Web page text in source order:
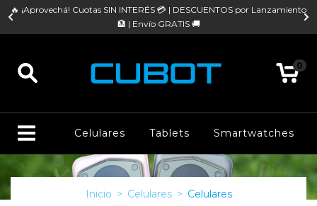
🔥 ¡Aprovechá! Cuotas SIN INTERÉS 💳 | DESCUENTOS por Lanzamiento
🏦 | Envío GRATIS 🚚
0
Celulares Tablets Smartwatches
Inicio > Celulares > Celulares